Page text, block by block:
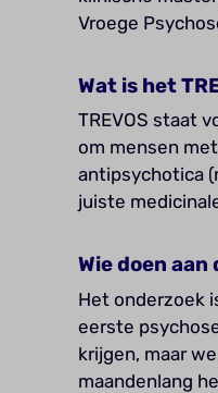
Vroege
Wat is het
TREVOS staat
om mensen
antipsychotica
juiste
Wie doen
Het onderzoek
eerste
krijgen, maar
maandenlang